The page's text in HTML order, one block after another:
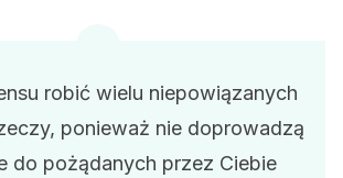
robić wielu niepowiązanych
ponieważ nie doprowadzą
do pożądanych przez Ciebie